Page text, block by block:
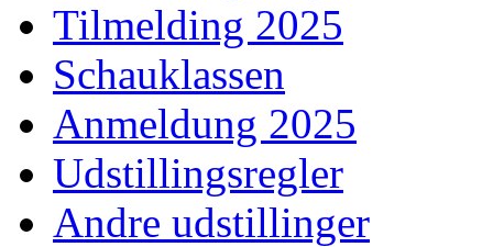
Tilmelding 2025
Schauklassen
Anmeldung 2025
Udstillingsregler
Andre udstillinger